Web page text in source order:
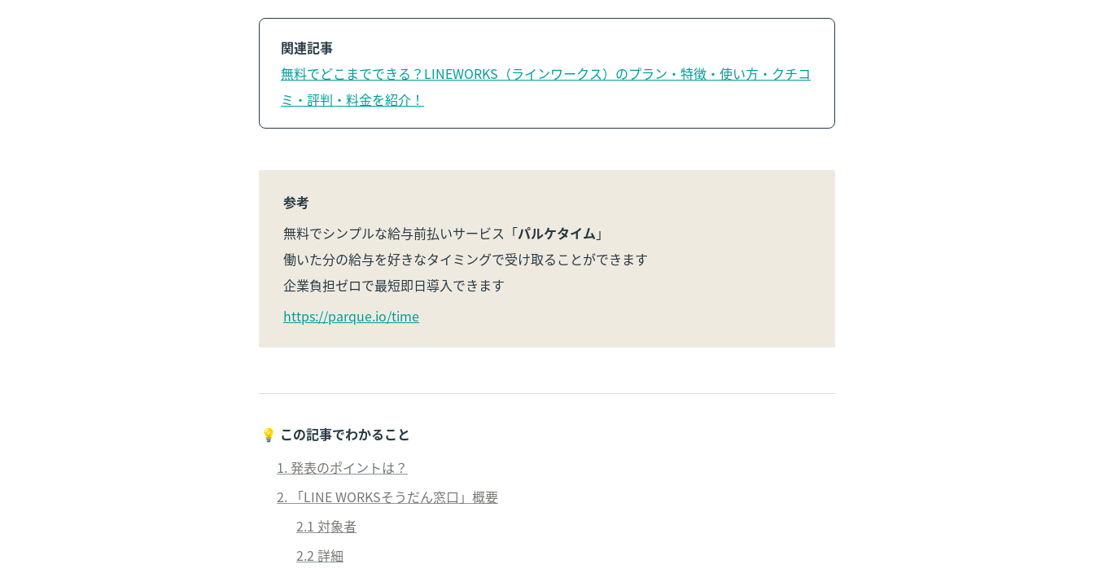
無料でどこまでできる？LINEWORKS（ラインワークス）のプラン・特徴・使い方・クチコ
ミ・評判・料金を紹介！
参考
無料でシンプルな給与前払いサービス「パルケタイム 」
働いた分の給与を好きなタイミングで受け取ることができます
企業負担ゼロで最短即日導入できます
https://parque.io/time
💡 この記事でわかること
1. 発表のポイントは？
2. 「LINE WORKSそうだん窓口」概要
2.1 対象者
2.2 詳細